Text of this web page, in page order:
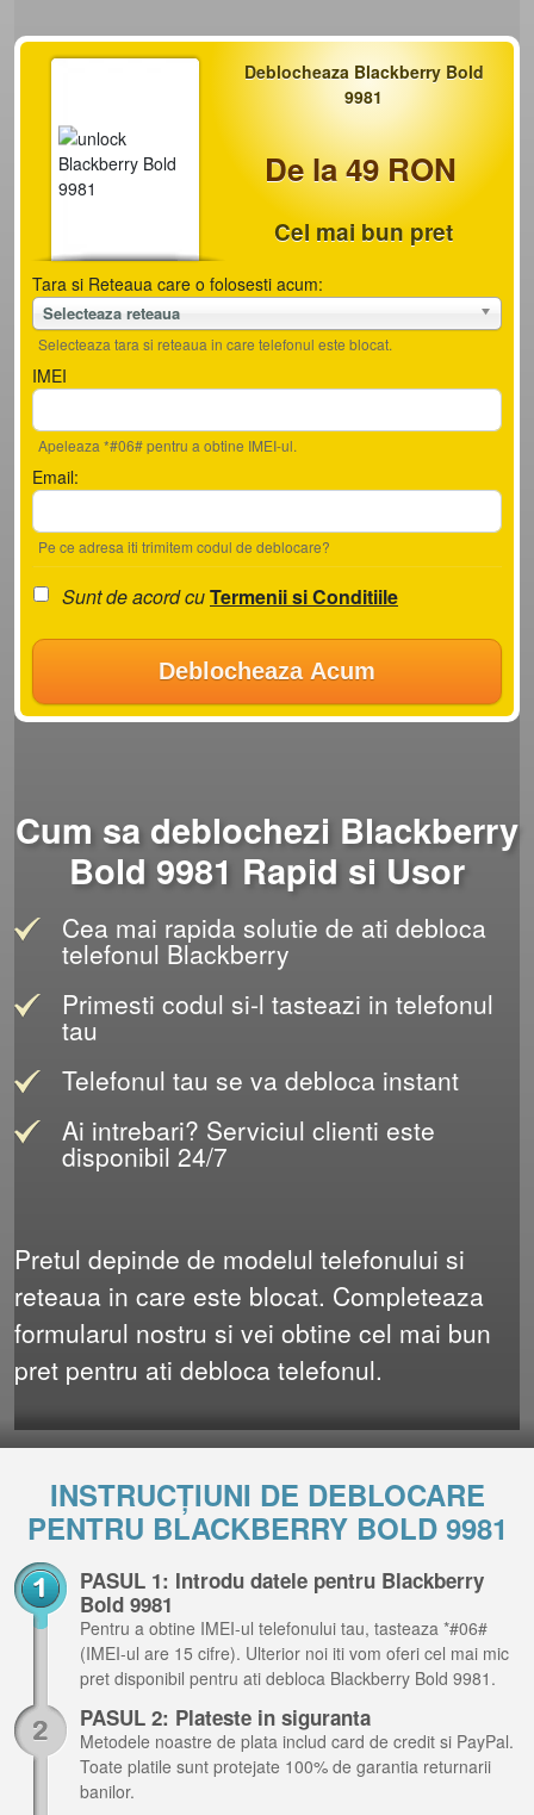
Deblocheaza Blackberry Bold
9981
De la 49 RON
Cel mai bun pret
Tara si Reteaua care o folosesti acum:
Selecteaza reteaua
Selecteaza tara si reteaua in care telefonul este blocat.
IMEI
Apeleaza *#06# pentru a obtine IMEI-ul.
Email:
Pe ce adresa iti trimitem codul de deblocare?
Sunt de acord cuTermenii si Conditiile
Deblocheaza Acum
Cum sa deblochezi Blackberry
Bold 9981 Rapid si Usor
Cea mai rapida solutie de ati debloca
telefonul Blackberry
Primesti codul si-l tasteazi in telefonul
tau
Telefonul tau se va debloca instant
Ai intrebari? Serviciul clienti este
disponibil 24/7
Pretul depinde de modelul telefonului si
reteaua in care este blocat. Completeaza
formularul nostru si vei obtine cel mai bun
pret pentru ati debloca telefonul.
INSTRUCȚIUNI DE DEBLOCARE
PENTRU BLACKBERRY BOLD 9981
PASUL 1: Introdu datele pentru Blackberry
Bold 9981
Pentru a obtine IMEI-ul telefonului tau, tasteaza *#06#
(IMEI-ul are 15 cifre). Ulterior noi iti vom oferi cel mai mic
pret disponibil pentru ati debloca Blackberry Bold 9981.
PASUL 2: Plateste in siguranta
Metodele noastre de plata includ card de credit si PayPal.
Toate platile sunt protejate 100% de garantia returnarii
banilor.